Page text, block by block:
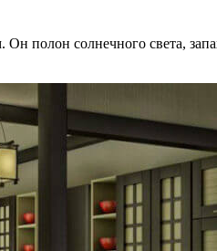
полон солнечного света,